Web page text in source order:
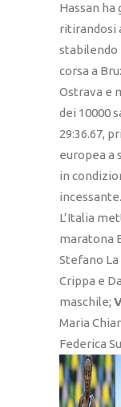
Hassan
ritirandosi
stabilendo
corsa a
Ostrava e
dei 10000
29:36.67,
europea a
in
incessante.
L’Italia
maratona
Stefano
Crippa e
maschile;
Maria
Federica